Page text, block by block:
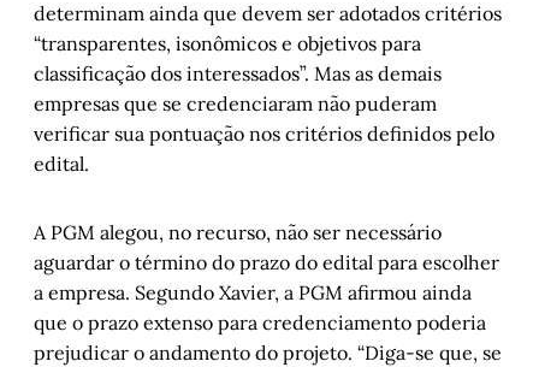
determinam ainda que devem ser adotados critérios
“transparentes, isonômicos e objetivos para
classificação dos interessados”. Mas as demais
empresas que se credenciaram não puderam
verificar sua pontuação nos critérios definidos pelo
edital.
A PGM alegou, no recurso, não ser necessário
aguardar o término do prazo do edital para escolher
a empresa. Segundo Xavier, a PGM afirmou ainda
que o prazo extenso para credenciamento poderia
prejudicar o andamento do projeto. “Diga-se que, se